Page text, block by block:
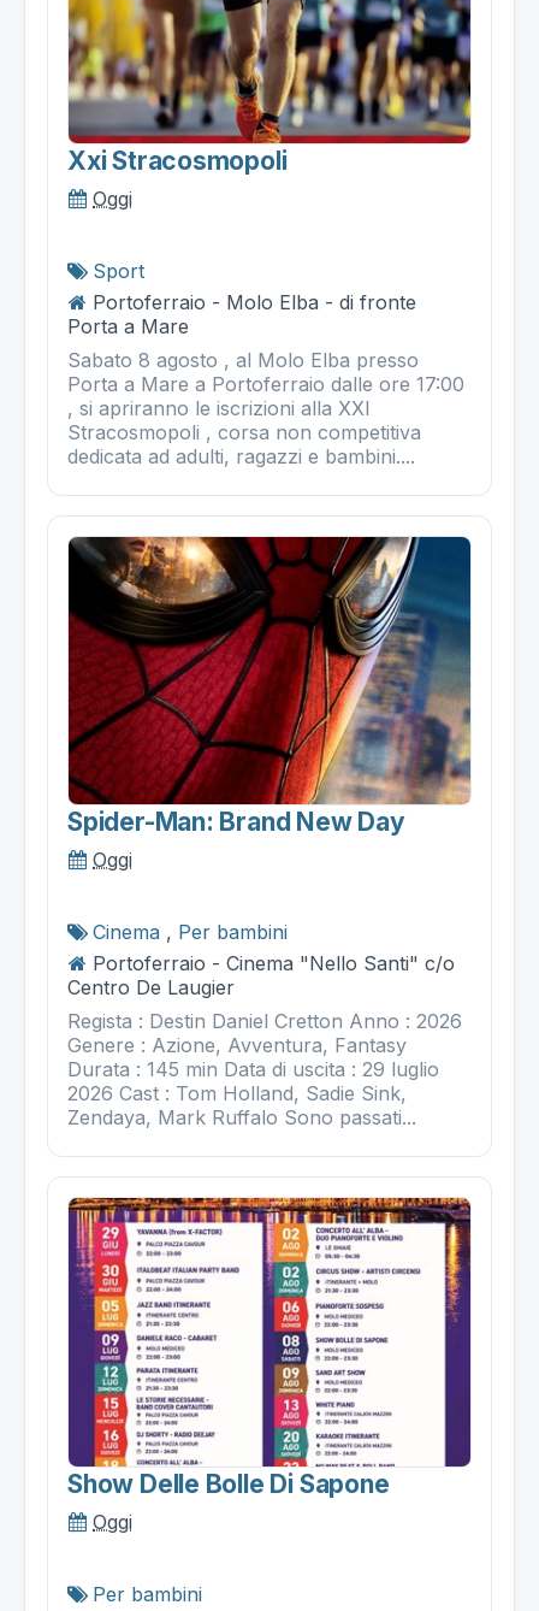
Xxi Stracosmopoli
Oggi
Sport
Portoferraio - Molo Elba - di fronte
Porta a Mare
Sabato 8 agosto , al Molo Elba presso
Porta a Mare a Portoferraio dalle ore 17:00
, si apriranno le iscrizioni alla XXI
Stracosmopoli , corsa non competitiva
dedicata ad adulti, ragazzi e bambini....
Spider-Man: Brand New Day
Oggi
Cinema , Per bambini
Portoferraio - Cinema "Nello Santi" c/o
Centro De Laugier
Regista : Destin Daniel Cretton Anno : 2026
Genere : Azione, Avventura, Fantasy
Durata : 145 min Data di uscita : 29 luglio
2026 Cast : Tom Holland, Sadie Sink,
Zendaya, Mark Ruffalo Sono passati...
Show Delle Bolle Di Sapone
Oggi
Per bambini